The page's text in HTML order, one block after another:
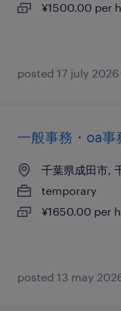
¥1500.00 per
posted 17 july 2026
一般事務・oa事
千葉県成田市,
temporary
¥1650.00 per
posted 13 may